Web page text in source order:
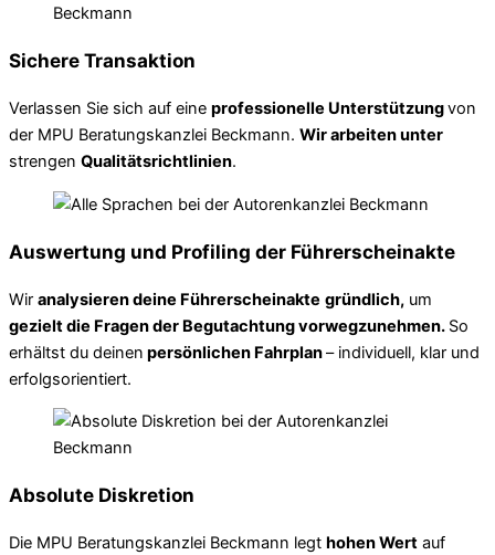
Sichere Transaktion
Verlassen Sie sich auf eine professionelle Unterstützungvon
der MPU Beratungskanzlei Beckmann. Wir arbeiten unter
strengen Qualitätsrichtlinien.
Auswertung und Profiling der Führerscheinakte
Wir analysieren deine Führerscheinakte gründlich, um
gezielt die Fragen der Begutachtung vorwegzunehmen. So
erhältst du deinen persönlichen Fahrplan– individuell, klar und
erfolgsorientiert.
Absolute Diskretion
Die MPU Beratungskanzlei Beckmann legt hohen Wert auf